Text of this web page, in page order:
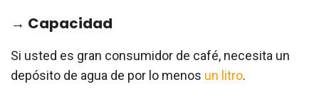
→ Capacidad
Si usted es gran consumidor de café, necesita un
depósito de agua de por lo menos un litro.